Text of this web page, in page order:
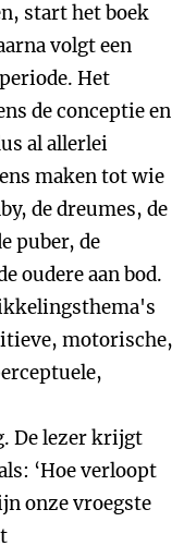
start het boek
volgt een
Het
de conceptie en
al allerlei
maken tot wie
de dreumes, de
puber, de
oudere aan bod.
motorische,
De lezer krijgt
‘Hoe verloopt
onze vroegste